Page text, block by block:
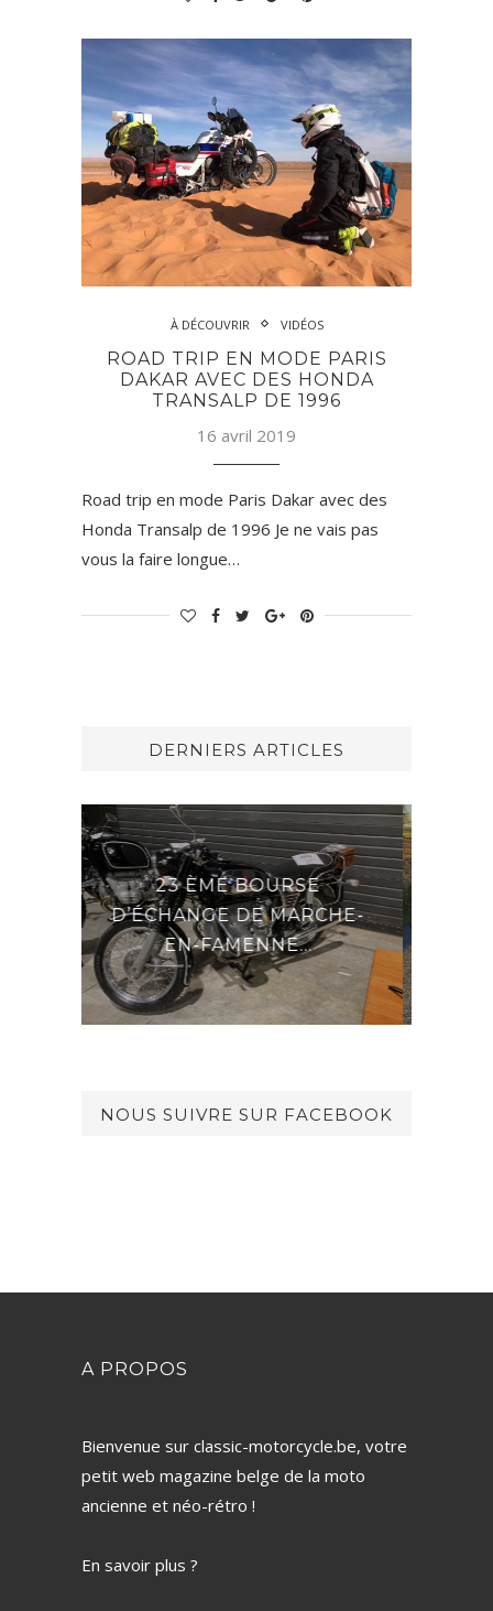
À DÉCOUVRIR VIDÉOS
ROAD TRIP EN MODE PARIS
DAKAR AVEC DES HONDA
TRANSALP DE 1996
16 avril 2019
Road trip en mode Paris Dakar avec des
Honda Transalp de 1996 Je ne vais pas
vous la faire longue…
DERNIERS ARTICLES
DERNIÈRES NOUVELLES
DU GENERAL
NOUS SUIVRE SUR FACEBOOK
A PROPOS
Bienvenue sur classic-motorcycle.be, votre
petit web magazine belge de la moto
ancienne et néo-rétro !
En savoir plus ?